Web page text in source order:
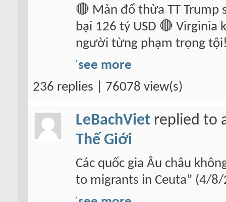
🔴 Màn đổ thừa TT Trump
bại 126 tỷ USD 🔴 Virginia
người từng phạm trọng
see more
236 replies | 76078 view(s)
LeBachViet replied to
Thế Giới
Các quốc gia Âu châu
to migrants in Ceuta” (4/